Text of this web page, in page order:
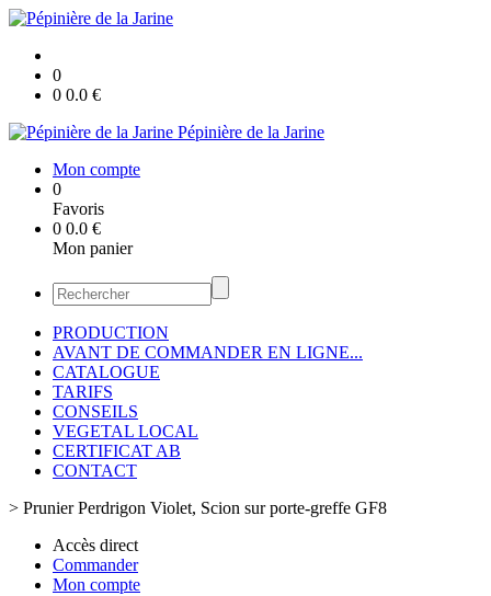
0
0 0.0 €
Pépinière de la Jarine
Mon compte
0
Favoris
0 0.0 €
Mon panier
PRODUCTION
AVANT DE COMMANDER EN LIGNE...
CATALOGUE
TARIFS
CONSEILS
VEGETAL LOCAL
CERTIFICAT AB
CONTACT
> Prunier Perdrigon Violet, Scion sur porte-greffe GF8
Accès direct
Commander
Mon compte